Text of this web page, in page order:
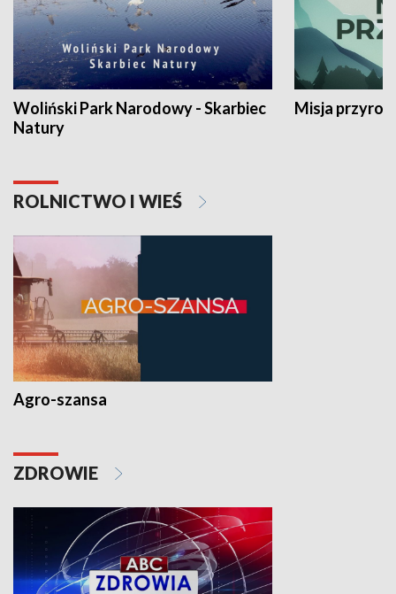
Woliński Park Narodowy - Skarbiec
Natury
Misja
ROLNICTWO I WIEŚ
Agro-szansa
ZDROWIE